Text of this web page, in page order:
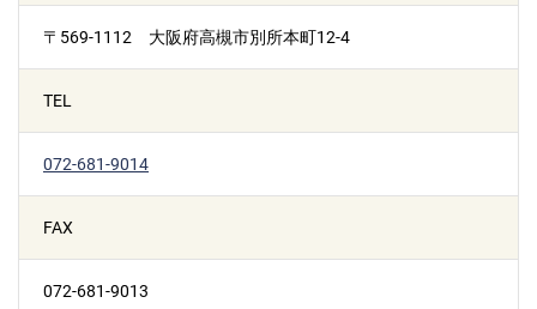
〒569-1112 大阪府高槻市別所本町12-4
TEL
072-681-9014
FAX
072-681-9013